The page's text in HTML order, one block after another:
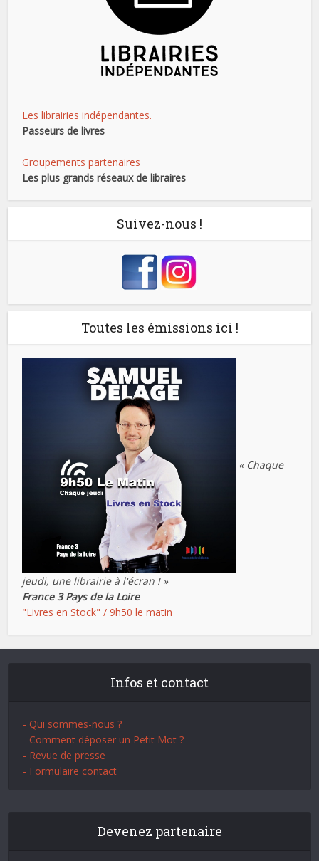
Les librairies indépendantes.
Passeurs de livres
Groupements partenaires
Les plus grands réseaux de libraires
Suivez-nous !
Toutes les émissions ici !
« Chaque
jeudi, une librairie à l'écran ! »
France 3 Pays de la Loire
"Livres en Stock" / 9h50 le matin
Infos et contact
- Qui sommes-nous ?
- Comment déposer un Petit Mot ?
- Revue de presse
- Formulaire contact
Devenez partenaire